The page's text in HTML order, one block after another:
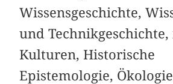
Wissensgeschichte,
und
Kulturen, Historische
Epistemologie,